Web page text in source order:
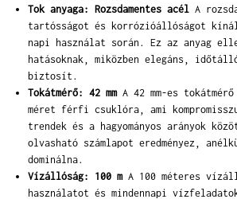
Tok anyaga: Rozsdamentes acél A
tartósságot és korrózióállóságot
napi használat során. Ez az anyag
hatásoknak, miközben elegáns,
biztosít.
Tokátmérő: 42 mmA 42 mm-es
méret férfi csuklóra, ami
trendek és a hagyományos arányok
olvasható számlapot eredményez,
dominálna.
Vízállóság: 100 mA 100 méteres
használatot és mindennapi